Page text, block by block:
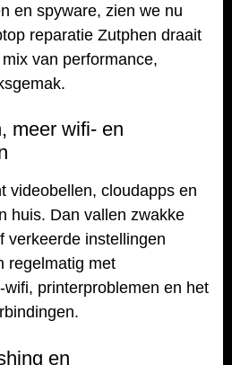
en spyware, zien we nu
reparatie Zutphen draait
van performance,
meer wifi- en
videobellen, cloudapps en
huis. Dan vallen zwakke
verkeerde instellingen
regelmatig met
printerproblemen en het
en